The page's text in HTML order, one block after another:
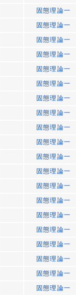
固態理論一
固態理論一
固態理論一
固態理論一
固態理論一
固態理論一
固態理論一
固態理論一
固態理論一
固態理論一
固態理論一
固態理論一
固態理論一
固態理論一
固態理論一
固態理論一
固態理論一
固態理論一
固態理論一
固態理論一